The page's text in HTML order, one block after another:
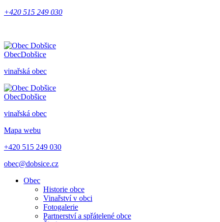
+420 515 249 030
ObecDobšice
vinařská obec
ObecDobšice
vinařská obec
Mapa webu
+420 515 249 030
obec@dobsice.cz
Obec
Historie obce
Vinařství v obci
Fotogalerie
Partnerství a spřátelené obce